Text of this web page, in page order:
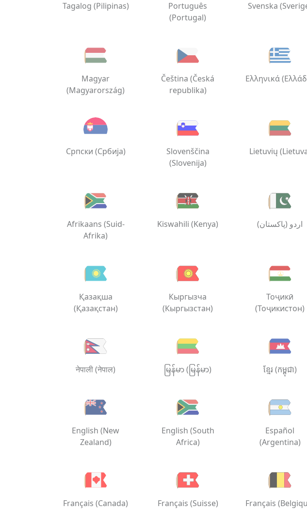
Tagalog (Pilipinas)
Português
(Portugal)
Svenska
Magyar
(Magyarország)
Čeština (Česká
republika)
Ελληνικά
Српски (Србија)
Slovenščina
(Slovenija)
Lietuvių
Afrikaans (Suid-
Afrika)
Kiswahili (Kenya) اردو (پاکستان)
Қазақша
(Қазақстан)
Кыргызча
(Кыргызстан)
Тоҷикӣ
(Тоҷикистон)
नेपाली (नेपाल) မြန်မာ (မြန်မာ) ខ្មែរ (កម្ពុជា)
English (New
Zealand)
English (South
Africa)
Español
(Argentina)
Français (Canada) Français (Suisse) Français